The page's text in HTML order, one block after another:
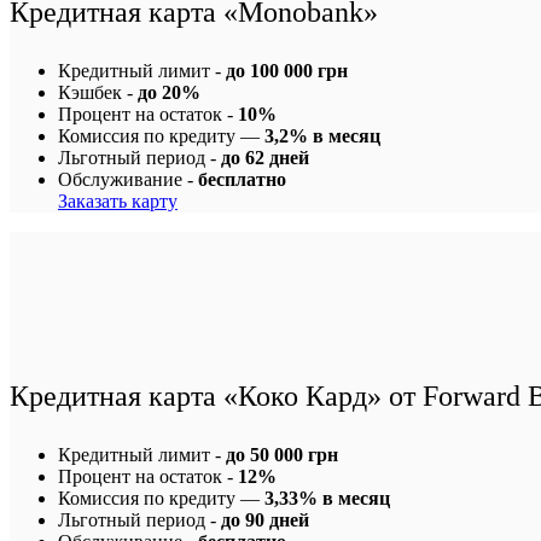
Кредитная карта «Monobank»
Кредитный лимит - до 100 000 грн
Кэшбек - до 20%
Процент на остаток - 10%
Комиссия по кредиту — 3,2% в месяц
Льготный период - до 62 дней
Обслуживание - бесплатно
Заказать карту
Кредитная карта «Коко Кард» от Forward
Кредитный лимит - до 50 000 грн
Процент на остаток - 12%
Комиссия по кредиту — 3,33% в месяц
Льготный период - до 90 дней